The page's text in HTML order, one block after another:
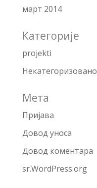
март 2014
Категорије
projekti
Некатегоризовано
Мета
Пријава
Довод уноса
Довод коментара
sr.WordPress.org